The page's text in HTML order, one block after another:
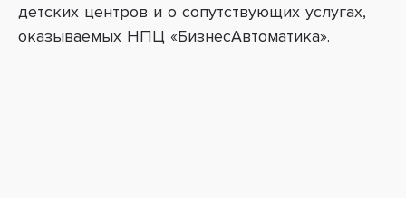
детских центров и о сопутствующих услугах,
оказываемых НПЦ «БизнесАвтоматика».